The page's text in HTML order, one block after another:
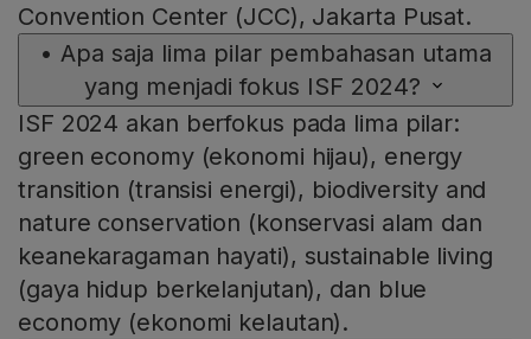
Convention Center (JCC), Jakarta Pusat.
• Apa saja lima pilar pembahasan utama
yang menjadi fokus ISF 2024?
ISF 2024 akan berfokus pada lima pilar:
green economy (ekonomi hijau), energy
transition (transisi energi), biodiversity and
nature conservation (konservasi alam dan
keanekaragaman hayati), sustainable living
(gaya hidup berkelanjutan), dan blue
economy (ekonomi kelautan).